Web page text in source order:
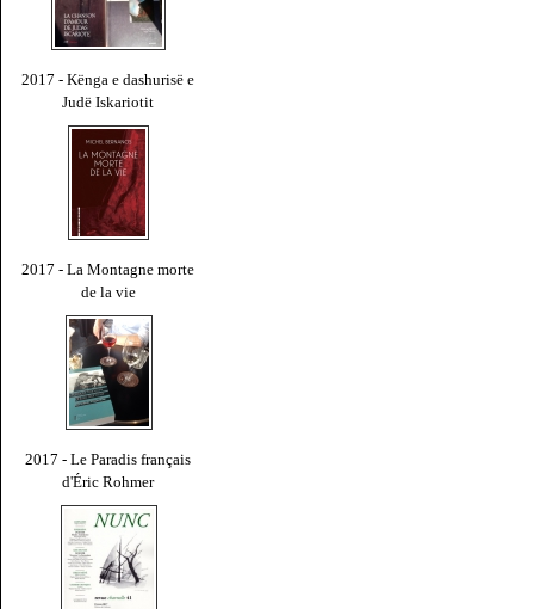
2017 - Kënga e dashurisë e
Judë Iskariotit
2017 - La Montagne morte
de la vie
2017 - Le Paradis français
d'Éric Rohmer